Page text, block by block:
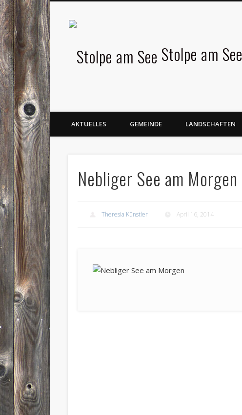
Stolpe am See
AKTUELLES GEMEINDE LANDSCHAFTEN
Nebliger See am Morgen
Theresia Künstler April 16, 2014